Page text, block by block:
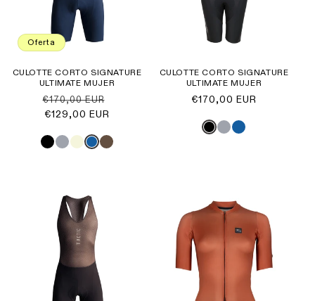
Oferta
CULOTTE CORTO SIGNATURE
ULTIMATE MUJER
Precio
habitual
€170,00 EUR
€129,00 EUR
CULOTTE CORTO SIGNATURE
ULTIMATE MUJER
Precio
€170,00 EUR